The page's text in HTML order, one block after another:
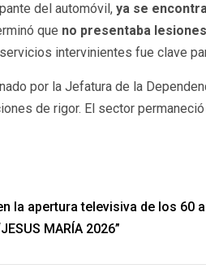
del automóvil, ya se
que no presentaba
intervinientes fue clave
por la Jefatura de la
de rigor. El sector
la apertura televisiva de los 60
MARÍA 2026”